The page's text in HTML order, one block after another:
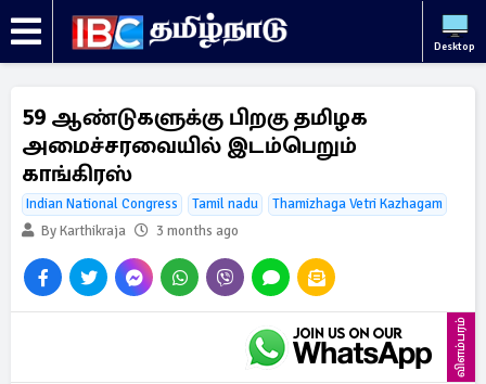
Desktop
59 ஆண்டுகளுக்கு பிறகு தமிழக
அமைச்சரவையில் இடம்பெறும்
காங்கிரஸ்
Indian National Congress Tamil nadu
Thamizhaga Vetri Kazhagam
By Karthikraja
3 months ago
விளம்பரம்